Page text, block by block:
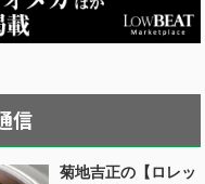
信
菊地吉正の【ロレッ